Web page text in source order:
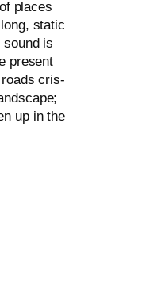
places
sta­tic
is
pre­sent
roads cris­
up in the